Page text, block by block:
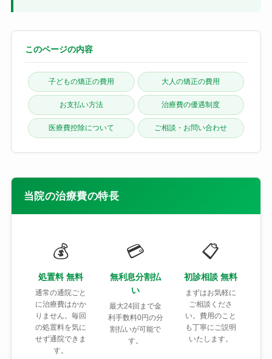
このページの内容
子どもの矯正の費用 大人の矯正の費用
お支払い方法 治療費の優遇制度
医療費控除について ご相談・お問い合わせ
当院の治療費の特長
💰
処置料 無料
通常の通院ごと
に治療費はかか
りません。毎回
の処置料を気に
せず通院できま
す。
💳
無利息分割払
い
最大24回まで金
利手数料0円の分
割払いが可能で
す。
📋
初診相談 無料
まずはお気軽に
ご相談くださ
い。費用のこと
も丁寧にご説明
いたします。